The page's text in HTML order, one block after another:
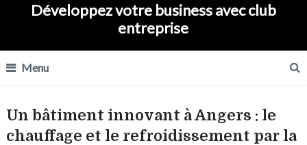
Développez votre business avec club
entreprise
Menu
Un bâtiment innovant à Angers : le
chauffage et le refroidissement par la